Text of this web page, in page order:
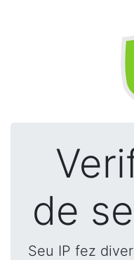
de
Seu IP fez